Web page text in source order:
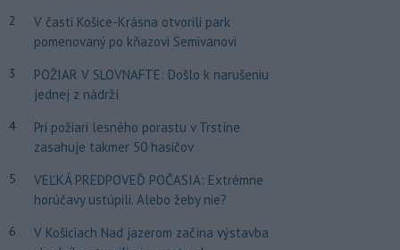
2
V časti Košice-Krásna otvorili park
pomenovaný po kňazovi Semivanovi
3
POŽIAR V SLOVNAFTE: Došlo k narušeniu
jednej z nádrží
4
Pri požiari lesného porastu v Trstíne
zasahuje takmer 50 hasičov
5
VEĽKÁ PREDPOVEĎ POČASIA: Extrémne
horúčavy ustúpili. Alebo žeby nie?
6
V Košiciach Nad jazerom začína výstavba